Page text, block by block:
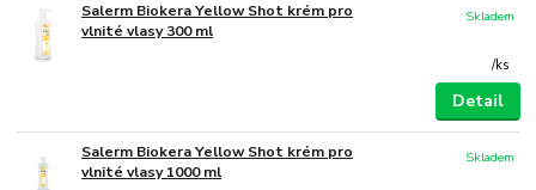
Salerm Biokera Yellow Shot krém pro
vlnité vlasy 300 ml
/ks
Skladem
Detail
Salerm Biokera Yellow Shot krém pro
vlnité vlasy 1000 ml
Skladem